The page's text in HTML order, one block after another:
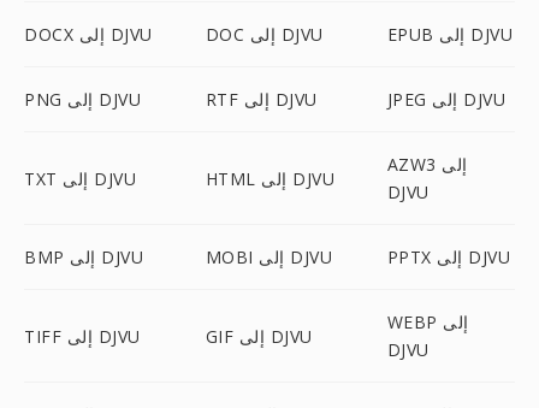
DOCX إلى DJVU DOC إلى DJVU EPUB إلى DJVU
PNG إلى DJVU RTF إلى DJVU JPEG إلى DJVU
TXT إلى DJVU HTML إلى DJVU
AZW3 إلى
DJVU
BMP إلى DJVU MOBI إلى DJVU PPTX إلى DJVU
TIFF إلى DJVU GIF إلى DJVU
WEBP إلى
DJVU